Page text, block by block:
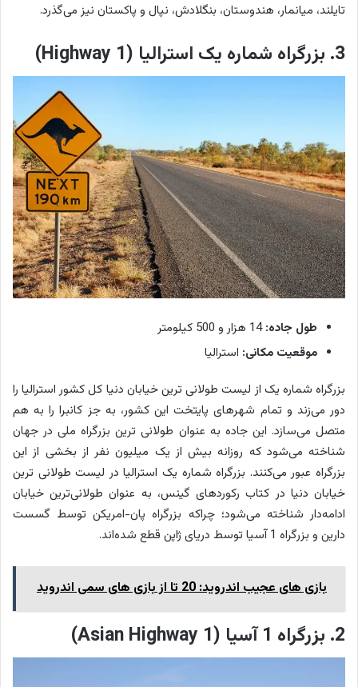
تایلند، میانمار، هندوستان، بنگلادش، نپال و پاکستان نیز می‌گذرد.
3. بزرگراه شماره یک استرالیا (Highway 1)
طول جاده:14 هزار و 500 کیلومتر
موقعیت مکانی: استرالیا
بزرگراه شماره یک از لیست طولانی ترین خیابان دنیا کل کشور استرالیا را
دور می‌زند و تمام شهرهای پایتخت این کشور، به جز کانبرا را به هم
متصل می‌سازد. این جاده به عنوان طولانی ترین بزرگراه ملی در جهان
شناخته می‌شود که روزانه بیش از یک میلیون نفر از بخشی از این
بزرگراه عبور می‌کنند. بزرگراه شماره یک استرالیا در لیست طولانی ترین
خیابان دنیا در کتاب رکوردهای گینس، به عنوان طولانی‌ترین خیابان
ادامه‌دار شناخته می‌شود؛ چراکه بزرگراه پان-امریکن توسط گسست
دارین و بزرگراه 1 آسیا توسط دریای ژاپن قطع شده‌اند.
بازی های عجیب اندروید: 20 تا از بازی های سمی اندروید
2. بزرگراه 1 آسیا (Asian Highway 1)